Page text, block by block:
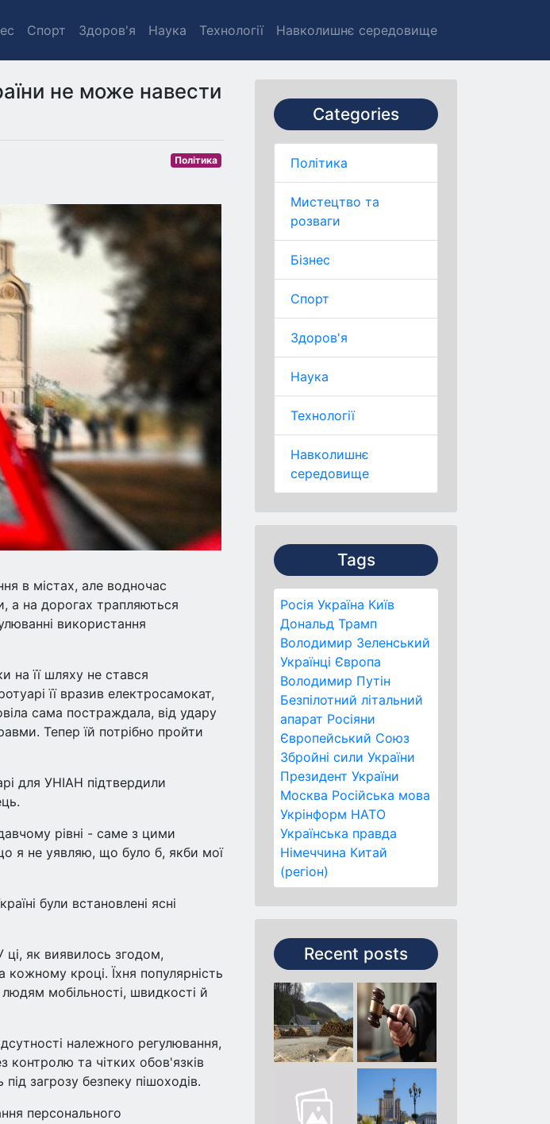
Спорт Здоров'я Наука Технології Навколишнє середовище
Categories
Політика
Мистецтво та
розваги
Бізнес
Спорт
Здоров'я
Наука
Технології
Навколишнє
середовище
Tags
Росія Україна Київ
Дональд Трамп
Володимир Зеленський
Українці Європа
Володимир Путін
Безпілотний літальний
апарат Росіяни
Європейський Союз
Збройні сили України
Президент України
Москва Російська мова
Укрінформ НАТО
Українська правда
Німеччина Китай
(регіон)
Recent posts
не може навести
Політика
в містах, але водночас
а на дорогах трапляються
використання
на її шляху не стався
її вразив електросамокат,
сама постраждала, від удару
Тепер їй потрібно пройти
для УНІАН підтвердили
рівні - саме з цими
я не уявляю, що було б, якби мої
були встановлені ясні
ці, як виявилось згодом,
кожному кроці. Їхня популярність
мобільності, швидкості й
належного регулювання,
контролю та чітких обов'язків
загрозу безпеку пішоходів.
персонального